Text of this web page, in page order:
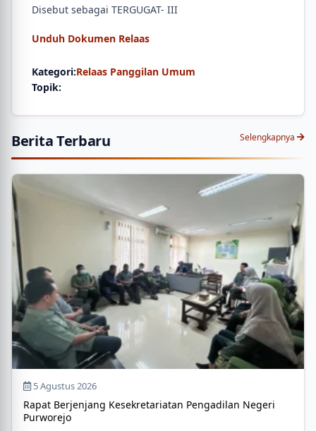
Disebut sebagai TERGUGAT- III
Unduh Dokumen Relaas
Kategori:Relaas Panggilan Umum
Topik:
Berita Terbaru Selengkapnya
5 Agustus 2026
Rapat Berjenjang Kesekretariatan Pengadilan Negeri
Purworejo